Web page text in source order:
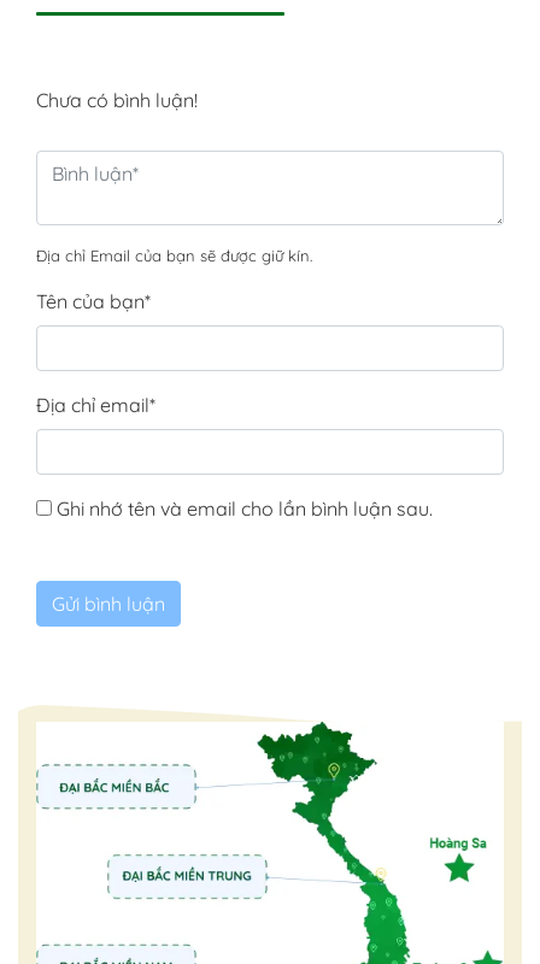
Chưa có bình luận!
Địa chỉ Email của bạn sẽ được giữ kín.
Tên của bạn*
Địa chỉ email*
Ghi nhớ tên và email cho lần bình luận sau.